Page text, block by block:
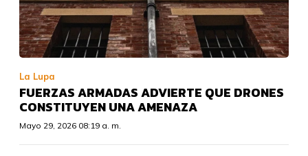
La Lupa
FUERZAS ARMADAS ADVIERTE QUE DRONES
CONSTITUYEN UNA AMENAZA
Mayo 29, 2026 08:19 a. m.